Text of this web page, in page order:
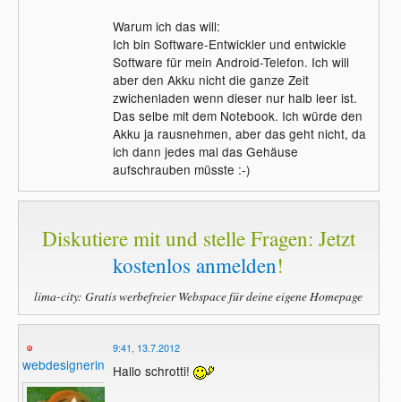
Warum ich das will:
Ich bin Software-Entwickler und entwickle
Software für mein Android-Telefon. Ich will
aber den Akku nicht die ganze Zeit
zwichenladen wenn dieser nur halb leer ist.
Das selbe mit dem Notebook. Ich würde den
Akku ja rausnehmen, aber das geht nicht, da
ich dann jedes mal das Gehäuse
aufschrauben müsste :-)
Diskutiere mit und stelle Fragen: Jetzt
kostenlos anmelden!
lima-city: Gratis werbefreier Webspace für deine eigene Homepage
webdesignerin
9:41, 13.7.2012
Hallo schrotti!